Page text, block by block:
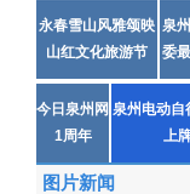
永春雪山风雅颂映
山红文化旅游节
泉
委
今日泉州网
1周年
泉州电动自
上
图片新闻